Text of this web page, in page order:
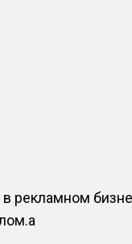
в рекламном